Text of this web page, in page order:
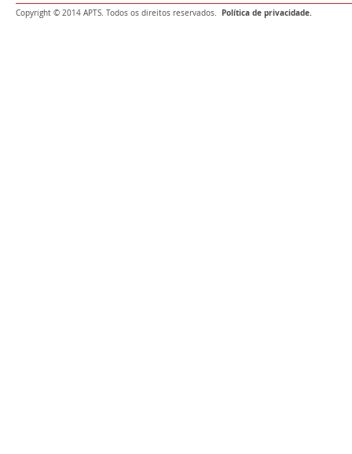
Copyright © 2014 APTS. Todos os direitos reservados. Política de privacidade.